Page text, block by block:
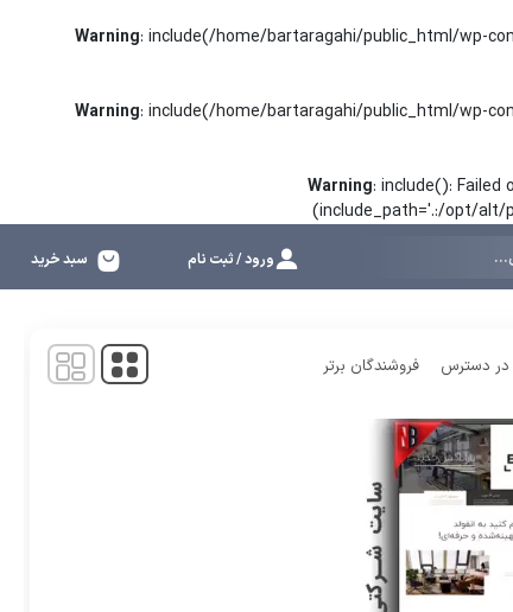
Warning: include(/home/bartaragahi/public_html/wp-
Warning: include(/home/bartaragahi/public_html/wp-
Warning: include():
(include_path='.:/opt/
ورود / ثبت نام سبد خرید
نمایش1
-
3 کالا از3
در دسترس فروشندگان برتر